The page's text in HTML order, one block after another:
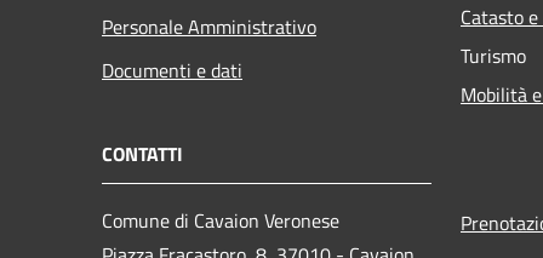
Personale Amministrativo
Documenti e dati
Catasto
Turismo
Mobilità
CONTATTI
Comune di Cavaion Veronese